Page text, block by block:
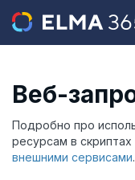
Веб-
Подробно про
ресурсам в
внешними сервисами.